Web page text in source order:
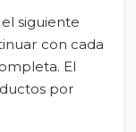
siguiente
con cada
El
por